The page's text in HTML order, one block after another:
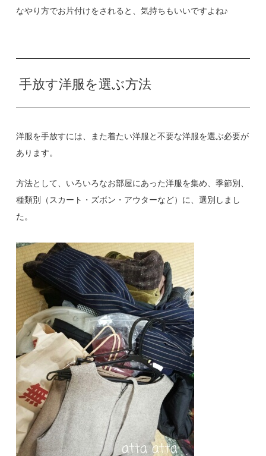
なやり方でお片付けをされると、気持ちもいいですよね♪
手放す洋服を選ぶ方法
洋服を手放すには、また着たい洋服と不要な洋服を選ぶ必要が
あります。
方法として、いろいろなお部屋にあった洋服を集め、季節別、
種類別（スカート・ズボン・アウターなど）に、選別しまし
た。